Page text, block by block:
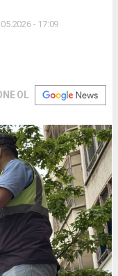
- 17:09
OL